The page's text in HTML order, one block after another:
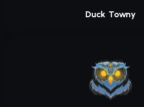
Duck Towny